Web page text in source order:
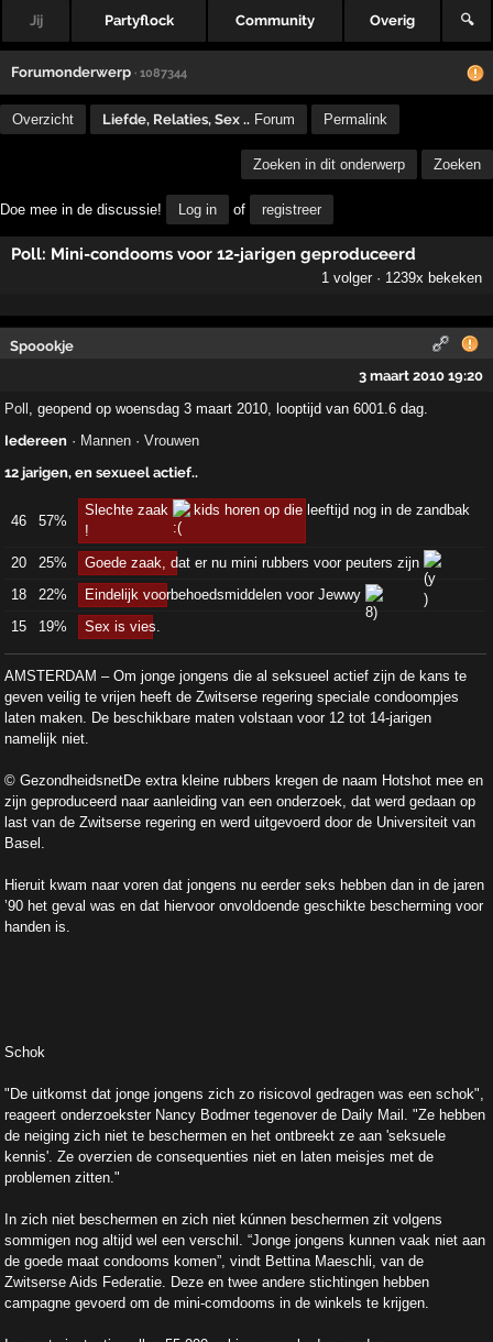
Jij Partyflock Community Overig 🔍
Forumonderwerp · 1087344
Overzicht Liefde, Relaties, Sex .. Forum Permalink
Zoeken in dit onderwerp Zoeken
Doe mee in de discussie! Log in of registreer
Poll: Mini-condooms voor 12-jarigen geproduceerd
1 volger · 1239x bekeken
Spoookje
3 maart 2010 19:20
Poll
, geopend op woensdag 3 maart 2010, looptijd van 6001.6 dag.
Iedereen· Mannen· Vrouwen
12 jarigen, en sexueel actief..
46 57%
Slechte zaak
kids horen op die leeftijd nog in de zandbak
!
20
25%
Goede zaak, dat er nu mini rubbers voor peuters zijn
18
22%
Eindelijk voorbehoedsmiddelen voor Jewwy
15
19% Sex is vies.
AMSTERDAM – Om jonge jongens die al seksueel actief zijn de kans te
geven veilig te vrijen heeft de Zwitserse regering speciale condoompjes
laten maken. De beschikbare maten volstaan voor 12 tot 14-jarigen
namelijk niet.
© GezondheidsnetDe extra kleine rubbers kregen de naam Hotshot mee en
zijn geproduceerd naar aanleiding van een onderzoek, dat werd gedaan op
last van de Zwitserse regering en werd uitgevoerd door de Universiteit van
Basel.
Hieruit kwam naar voren dat jongens nu eerder seks hebben dan in de jaren
’90 het geval was en dat hiervoor onvoldoende geschikte bescherming voor
handen is.
Schok
"De uitkomst dat jonge jongens zich zo risicovol gedragen was een schok",
reageert onderzoekster Nancy Bodmer tegenover de Daily Mail. "Ze hebben
de neiging zich niet te beschermen en het ontbreekt ze aan 'seksuele
kennis'. Ze overzien de consequenties niet en laten meisjes met de
problemen zitten."
In zich niet beschermen en zich niet kúnnen beschermen zit volgens
sommigen nog altijd wel een verschil. “Jonge jongens kunnen vaak niet aan
de goede maat condooms komen”, vindt Bettina Maeschli, van de
Zwitserse Aids Federatie. Deze en twee andere stichtingen hebben
campagne gevoerd om de mini-comdooms in de winkels te krijgen.